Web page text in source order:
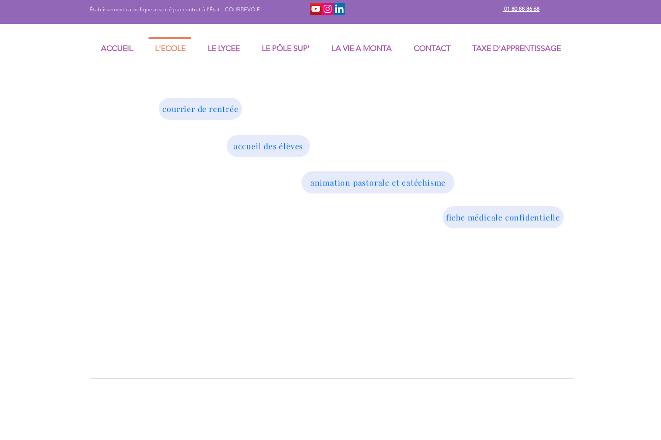
01 80 88 86 68​
Établissement catholique associé par contrat à l’État - COURBEVOIE
ACCUEIL L'ECOLE LE LYCEE LE PÔLE SUP' LA VIE A MONTA CONTACT TAXE D'APPRENTISSAGE
courrier de rentrée
accueil des élèves
animation pastorale et catéchisme
fiche médicale confidentielle